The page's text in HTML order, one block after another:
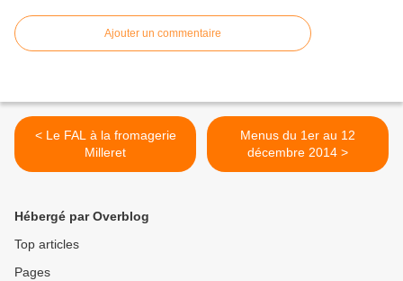
Ajouter un commentaire
< Le FAL à la fromagerie
Milleret
Menus du 1er au 12
décembre 2014 >
Hébergé par Overblog
Top articles
Pages